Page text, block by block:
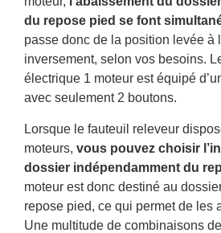
du repose pied se font
passe donc de la position levée à
inversement, selon vos besoins.
électrique 1 moteur est équipé
avec seulement 2 boutons.
Lorsque le fauteuil releveur
moteurs, vous pouvez choisir
dossier indépendamment du
moteur est donc destiné au
repose pied, ce qui permet de les
Une multitude de combinaisons